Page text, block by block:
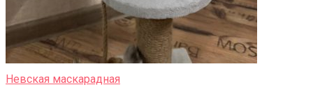
Невская маскарадная